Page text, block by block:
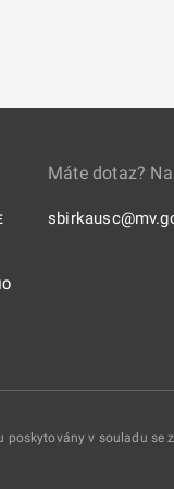
Máte dotaz?
v souladu